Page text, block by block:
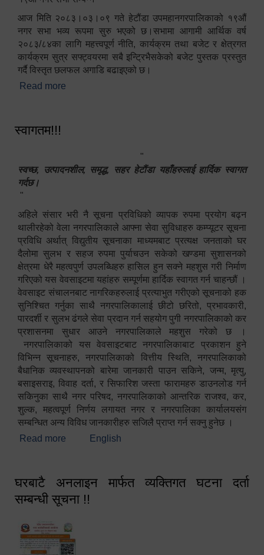
आज मिति २०८३।०३।०९ गते हेटौंडा उपमहानगरपालिकाको १९औं
नगर सभा भव्य रूपमा सुरु भएको छ।सभामा आगामी आर्थिक वर्ष
२०८३/८४का लागि महत्त्वपूर्ण नीति, कार्यक्रम तथा बजेट र क्षेत्रगत
कार्यक्रम सुत्र सफ्ट्वयरमा सबै इन्ट्रिभैसकेको बजेट पुस्तक प्रस्तुत
गर्दै विस्तृत छलफल अगाडि बढाइएको छ।
Read more
स्वागतम!!!
"
स्वच्छ, उत्पादनशील, समृद्ध, सहर हेटौंडा यहाँहरुलाई हार्दिक स्वागत
गर्दछ।
"
अहिले संसार भरी नै सूचना प्रविधिको व्यापक रुपमा प्रयोग बढ्न
थालीरहेको वेला नगरपालिकाले आफ्ना सेवा सुविधाहरु कम्प्यूटर सूचना
प्रविधि अर्थात् विद्युतीय सूचनाका माध्यमबाट प्रत्यक्ष जनताको घर
दैलोमा सुलभ र सहज रुपमा पुर्याचउन सकेको खण्डमा सुशासनको
क्षेत्रमा धेरै महत्वपुर्ण उपलब्धिहरु हासिल हुन सक्ने महशुस गरी निर्माण
गरिएको यस वेवसाइटमा यहांहरु सम्पूर्णमा हार्दिक स्वागत गर्न चाहन्छौं ।
वेवसाइट संचालनबाट नागरिकहरुलाई प्रत्याभुत गरीएको सूचनाको हक
सुनिश्चित गर्नुका साथै नगरपालिकालाई छीटो छरितो, प्रभावकारी,
पारदर्शी र सुलभ ढंगले सेवा प्रदान गर्न सहयोग पुगी नगरपालिकाको कर
प्रशासनमा सुधार आउने नगरपालिकाले महशुस गरेको छ ।
नगरपालिकाको यस वेवसाइटबाट नगरपालिकाबाट प्रकाशन हुने
विभिन्न सूचनाहरु, नगरपालिकाको वित्तीय स्थिति, नगरपालिकाको
बैधानिक व्यवस्थापनको बारेमा जानकारी पाउन सकिने, जन्म, मृत्यु,
बसाइसराइ, विवाह दर्ता, र सिफारिश जस्ता फारामहरु डाउनलोड गर्न
सकिनुका साथै नगर परिषद, नगरपालिकाको आन्तरिक राजश्व, कर,
शुल्क, महत्वपूर्ण निर्णय लगायत नगर र नगरपालिका कार्यालयसंग
सम्बन्धित अन्य विविध जानकारीहरु सजिलै प्राप्त गर्न सक्नु हुनेछ ।
Read more about स्वागतम!!!
English
घरबाटै अनलाइन मार्फत व्यक्तिगत घटना दर्ता
सम्बन्धी सूचना !!